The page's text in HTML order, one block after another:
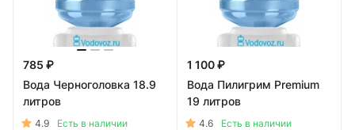
785 ₽
Вода Черноголовка 18.9
литров
4.9
Есть в наличии
1 100 ₽
Вода Пилигрим Premium
19 литров
4.6
Есть в наличии